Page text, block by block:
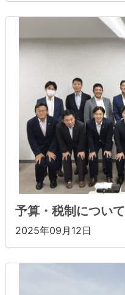
予算・税制について
2025年09月12日